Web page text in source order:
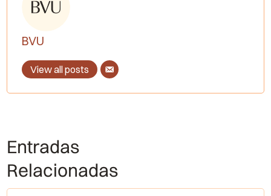
BVU
View all posts
Entradas
Relacionadas